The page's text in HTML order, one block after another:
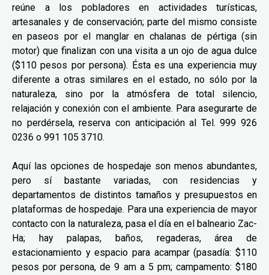
reúne a los pobladores en actividades turísticas,
artesanales y de conservación; parte del mismo consiste
en paseos por el manglar en chalanas de pértiga (sin
motor) que finalizan con una visita a un ojo de agua dulce
($110 pesos por persona). Ésta es una experiencia muy
diferente a otras similares en el estado, no sólo por la
naturaleza, sino por la atmósfera de total silencio,
relajación y conexión con el ambiente. Para asegurarte de
no perdérsela, reserva con anticipación al Tel. 999 926
0236 o 991 105 3710.
Aquí las opciones de hospedaje son menos abundantes,
pero sí bastante variadas, con residencias y
departamentos de distintos tamaños y presupuestos en
plataformas de hospedaje. Para una experiencia de mayor
contacto con la naturaleza, pasa el día en el balneario Zac-
Ha; hay palapas, baños, regaderas, área de
estacionamiento y espacio para acampar (pasadía: $110
pesos por persona, de 9 am a 5 pm; campamento: $180